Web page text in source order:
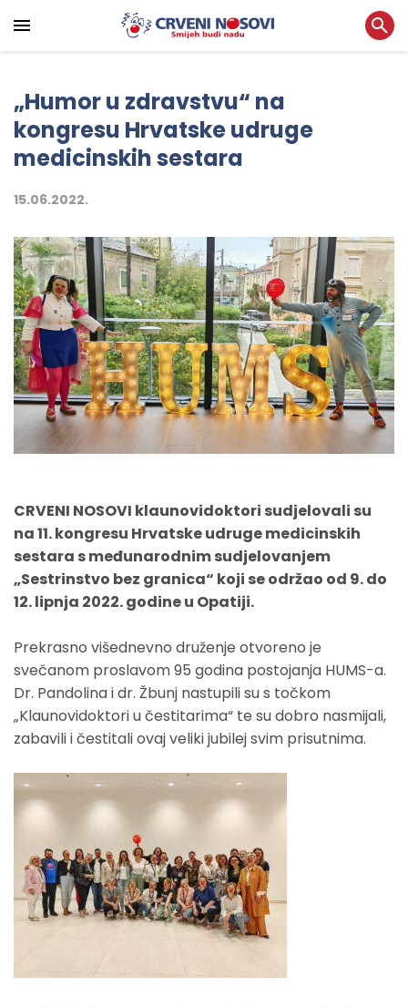
„Humor u zdravstvu“ na
kongresu Hrvatske udruge
medicinskih sestara
15.06.2022.
CRVENI NOSOVI klaunovidoktori sudjelovali su
na 11. kongresu Hrvatske udruge medicinskih
sestara s međunarodnim sudjelovanjem
„Sestrinstvo bez granica“ koji se održao od 9. do
12. lipnja 2022. godine u Opatiji.
Prekrasno višednevno druženje otvoreno je
svečanom proslavom 95 godina postojanja HUMS-a.
Dr. Pandolina i dr. Žbunj nastupili su s točkom
„Klaunovidoktori u čestitarima“ te su dobro nasmijali,
zabavili i čestitali ovaj veliki jubilej svim prisutnima.